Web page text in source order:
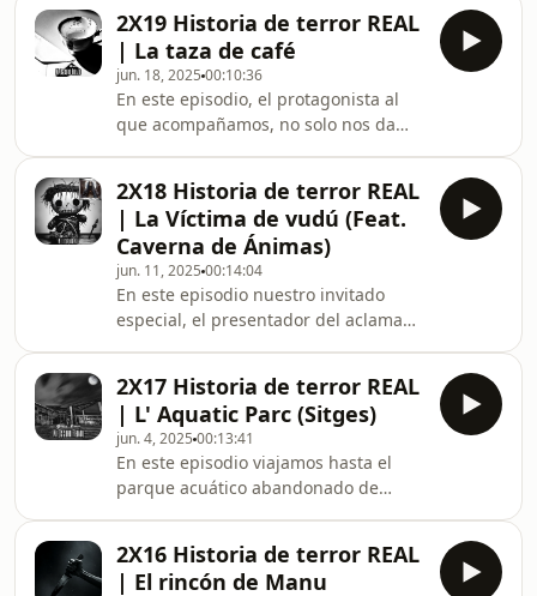
sesiones de
un compañero de trabajo.¿Te atreves
a escuchar?Sumérgete más profundo
en las sombras. Accede a nuestro
contenido exclusivo, episodios más
oscuros que aún no han visto la luz y
sesiones de HIPNOSIS... Suscríbete a
nuestra sección premium de Spotify
aquí: https:
2X19 Historia de terror REAL
| La taza de café
jun. 18, 2025 00:10:36
En este episodio, el protagonista al
que acompañamos, no solo nos da
también nos dará una lección de vida.
¿Te atreves a escuchar?Síguenos en
nuestras redes
sociales:Facebook: ⁠⁠https://www.facebook.com/
Tok: ⁠https://w
2X18 Historia de terror REAL
| La Víctima de vudú (Feat.
Caverna de Ánimas)
jun. 11, 2025 00:14:04
En este episodio nuestro invitado
especial, el presentador del aclamado
relato. Nos contará la experiencia de
un niño que se hizo amigo de un
recién llegado a la escuela,
proviniente desde Camerún. Sin
saberlo, su amistad vendría
acompañada de una inolvidable
experiencia con la magia vudú
Africana. ¿Te atreves a escuchar?Sigue
2X17 Historia de terror REAL
| L' Aquatic Parc (Sitges)
jun. 4, 2025 00:13:41
En este episodio viajamos hasta el
parque acuático abandonado de
jóvenes que tuvieron una experiencia
paranormal de lo más
2X16 Historia de terror REAL
| El rincón de Manu